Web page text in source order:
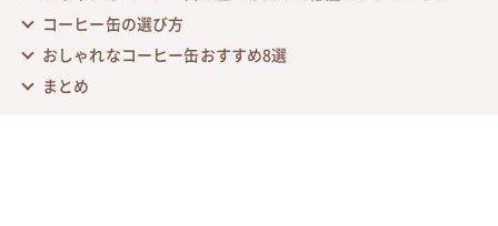
コーヒー缶の選び方
おしゃれなコーヒー缶おすすめ8選
まとめ